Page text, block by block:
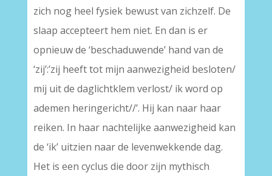
zich nog heel fysiek bewust van zichzelf. De
slaap accepteert hem niet. En dan is er
opnieuw de ‘beschaduwende’ hand van de
‘zij’:’zij heeft tot mijn aanwezigheid besloten/
mij uit de daglichtklem verlost/ ik word op
ademen heringericht//’. Hij kan naar haar
reiken. In haar nachtelijke aanwezigheid kan
de ‘ik’ uitzien naar de levenwekkende dag.
Het is een cyclus die door zijn mythisch